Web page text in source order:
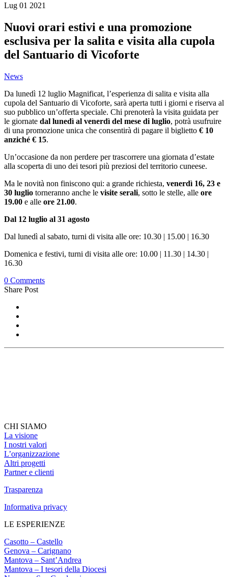
Lug 01 2021
Nuovi orari estivi e una promozione
esclusiva per la salita e visita alla cupola
del Santuario di Vicoforte
News
Da lunedì 12 luglio Magnificat, l’esperienza di salita e visita alla
cupola del Santuario di Vicoforte, sarà aperta tutti i giorni e riserva al
suo pubblico un’offerta speciale. Chi prenoterà la visita guidata per
le giornate dal lunedì al venerdì del mese di luglio, potrà usufruire
di una promozione unica che consentirà di pagare il biglietto € 10
anziché € 15.
Un’occasione da non perdere per trascorrere una giornata d’estate
alla scoperta di uno dei tesori più preziosi del territorio cuneese.
Ma le novità non finiscono qui: a grande richiesta, venerdì 16, 23 e
30 luglio torneranno anche le visite serali, sotto le stelle, alle ore
19.00 e alle ore 21.00.
Dal 12 luglio al 31 agosto
Dal lunedì al sabato, turni di visita alle ore: 10.30 | 15.00 | 16.30
Domenica e festivi, turni di visita alle ore: 10.00 | 11.30 | 14.30 |
16.30
0 Comments
Share Post
CHI SIAMO
La visione
I nostri valori
L’organizzazione
Altri progetti
Partner e clienti
Trasparenza
Informativa privacy
LE ESPERIENZE
Casotto – Castello
Genova – Carignano
Mantova – Sant’Andrea
Mantova – I tesori della Diocesi